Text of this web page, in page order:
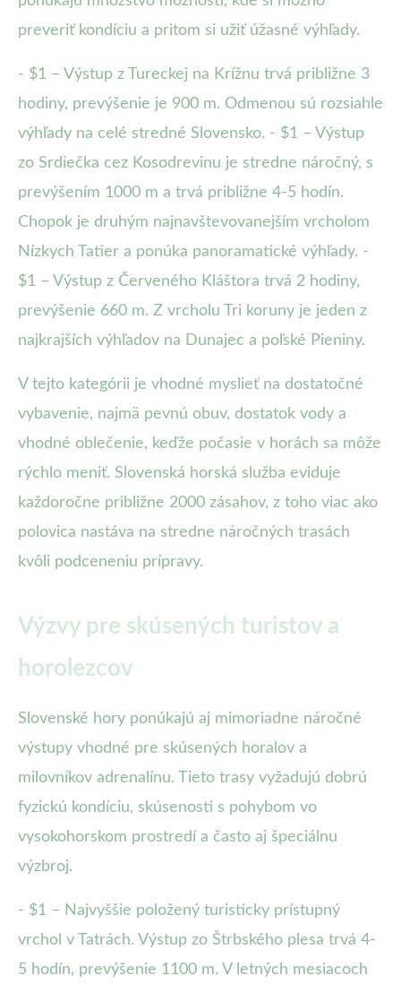
preveriť kondíciu a pritom si užiť úžasné výhľady.
- $1 – Výstup z Tureckej na Krížnu trvá približne 3
hodiny, prevýšenie je 900 m. Odmenou sú rozsiahle
výhľady na celé stredné Slovensko. - $1 – Výstup
zo Srdiečka cez Kosodrevinu je stredne náročný, s
prevýšením 1000 m a trvá približne 4-5 hodín.
Chopok je druhým najnavštevovanejším vrcholom
Nízkych Tatier a ponúka panoramatické výhľady. -
$1 – Výstup z Červeného Kláštora trvá 2 hodiny,
prevýšenie 660 m. Z vrcholu Tri koruny je jeden z
najkrajších výhľadov na Dunajec a poľské Pieniny.
V tejto kategórii je vhodné myslieť na dostatočné
vybavenie, najmä pevnú obuv, dostatok vody a
vhodné oblečenie, keďže počasie v horách sa môže
rýchlo meniť. Slovenská horská služba eviduje
každoročne približne 2000 zásahov, z toho viac ako
polovica nastáva na stredne náročných trasách
kvôli podceneniu prípravy.
Výzvy pre skúsených turistov a
horolezcov
Slovenské hory ponúkajú aj mimoriadne náročné
výstupy vhodné pre skúsených horalov a
milovníkov adrenalínu. Tieto trasy vyžadujú dobrú
fyzickú kondíciu, skúsenosti s pohybom vo
vysokohorskom prostredí a často aj špeciálnu
výzbroj.
- $1 – Najvyššie položený turisticky prístupný
vrchol v Tatrách. Výstup zo Štrbského plesa trvá 4-
5 hodín, prevýšenie 1100 m. V letných mesiacoch